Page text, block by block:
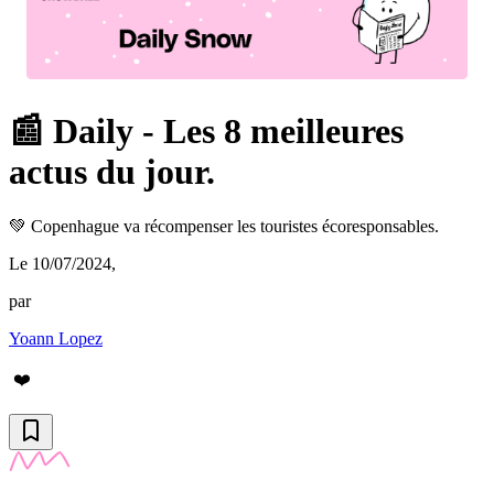
📰 Daily - Les 8 meilleures
actus du jour.
💚 Copenhague va récompenser les touristes écoresponsables.
Le 10/07/2024,
par
Yoann Lopez
❤️